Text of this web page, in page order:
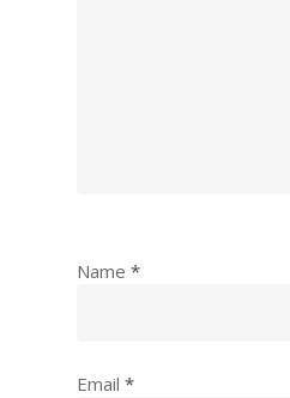
Name *
Email *